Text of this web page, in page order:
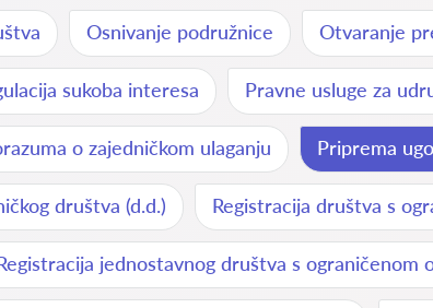
Osnivanje podružnice Otvaranje
sukoba interesa Pravne usluge za
o zajedničkom ulaganju Priprema
društva (d.d.) Registracija društva s
jednostavnog društva s ograničenom